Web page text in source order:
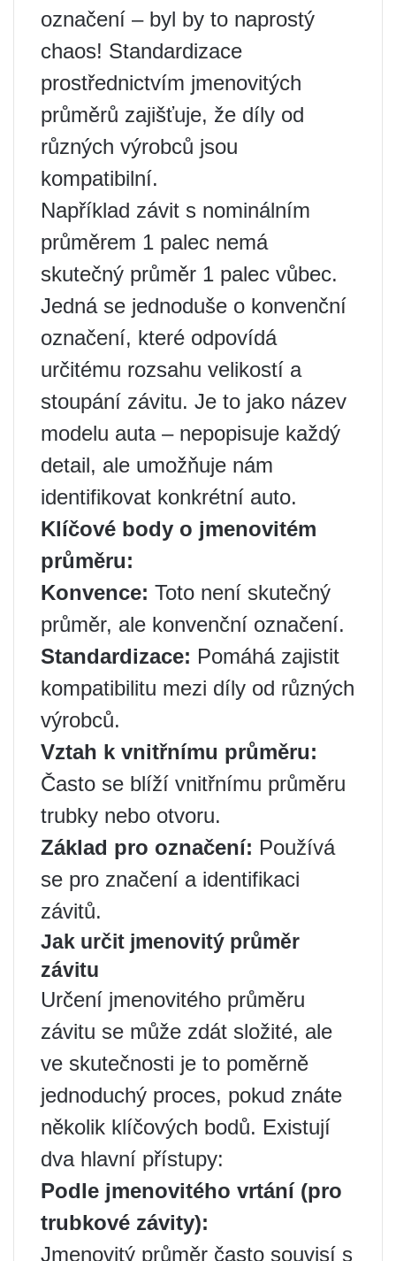
označení – byl by to naprostý
chaos! Standardizace
prostřednictvím jmenovitých
průměrů zajišťuje, že díly od
různých výrobců jsou
kompatibilní.
Například závit s nominálním
průměrem 1 palec nemá
skutečný průměr 1 palec vůbec.
Jedná se jednoduše o konvenční
označení, které odpovídá
určitému rozsahu velikostí a
stoupání závitu. Je to jako název
modelu auta – nepopisuje každý
detail, ale umožňuje nám
identifikovat konkrétní auto.
Klíčové body o jmenovitém
průměru:
Konvence: Toto není skutečný
průměr, ale konvenční označení.
Standardizace: Pomáhá zajistit
kompatibilitu mezi díly od různých
výrobců.
Vztah k vnitřnímu průměru:
Často se blíží vnitřnímu průměru
trubky nebo otvoru.
Základ pro označení: Používá
se pro značení a identifikaci
závitů.
Jak určit jmenovitý průměr
závitu
Určení jmenovitého průměru
závitu se může zdát složité, ale
ve skutečnosti je to poměrně
jednoduchý proces, pokud znáte
několik klíčových bodů. Existují
dva hlavní přístupy:
Podle jmenovitého vrtání (pro
trubkové závity):
Jmenovitý průměr často souvisí s